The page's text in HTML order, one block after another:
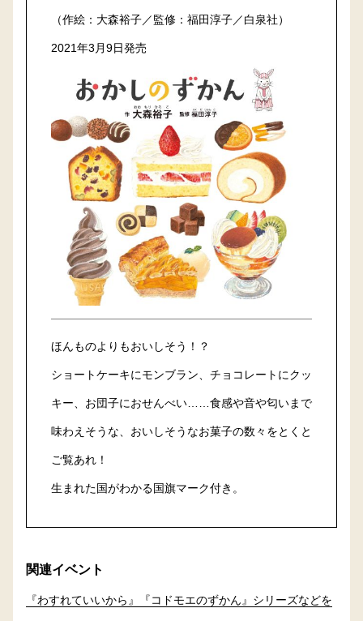
（作絵：大森裕子／監修：福田淳子／白泉社）
2021年3月9日発売
ほんものよりもおいしそう！？
ショートケーキにモンブラン、チョコレートにクッ
キー、お団子におせんべい……食感や音や匂いまで
味わえそうな、おいしそうなお菓子の数々をとくと
ご覧あれ！
生まれた国がわかる国旗マーク付き。
関連イベント
『わすれていいから』『コドモエのずかん』シリーズなどを